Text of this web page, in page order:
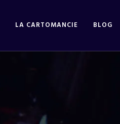
LA CARTOMANCIE BLOG